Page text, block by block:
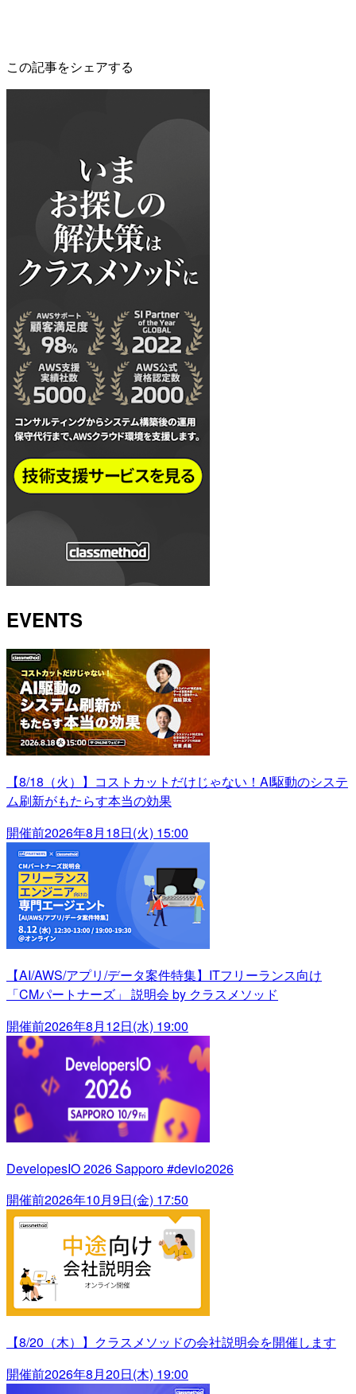
この記事をシェアする
EVENTS
【8/18（火）】コストカットだけじゃない！AI駆動のシステ
ム刷新がもたらす本当の効果
開催前2026年8月18日(火) 15:00
【AI/AWS/アプリ/データ案件特集】ITフリーランス向け
「CMパートナーズ」 説明会 by クラスメソッド
開催前2026年8月12日(水) 19:00
DevelopesIO 2026 Sapporo #devio2026
開催前2026年10月9日(金) 17:50
【8/20（木）】クラスメソッドの会社説明会を開催します
開催前2026年8月20日(木) 19:00